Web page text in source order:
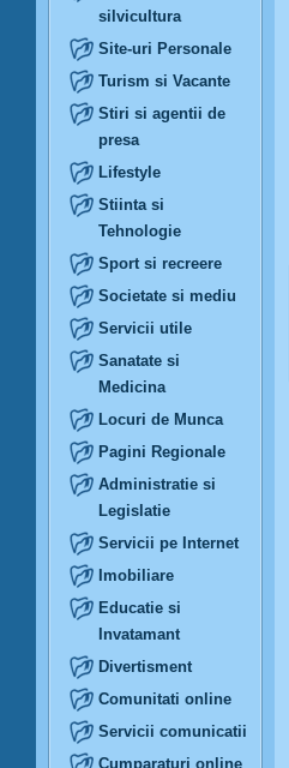
silvicultura
Site-uri Personale
Turism si Vacante
Stiri si agentii de
presa
Lifestyle
Stiinta si
Tehnologie
Sport si recreere
Societate si mediu
Servicii utile
Sanatate si
Medicina
Locuri de Munca
Pagini Regionale
Administratie si
Legislatie
Servicii pe Internet
Imobiliare
Educatie si
Invatamant
Divertisment
Comunitati online
Servicii comunicatii
Cumparaturi online